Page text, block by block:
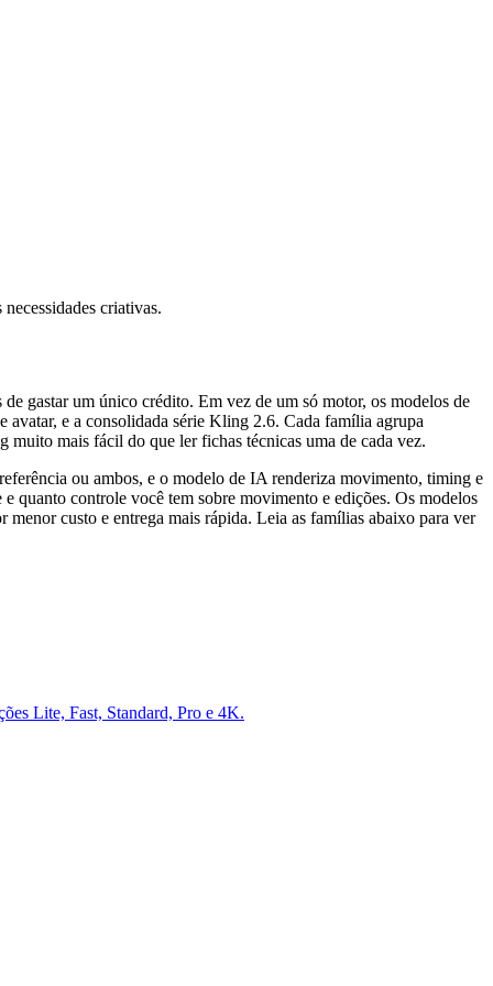
criativas.
gastar um único crédito. Em vez de um só motor, os modelos de
e a consolidada série Kling 2.6. Cada família agrupa
mais fácil do que ler fichas técnicas uma de cada vez.
ou ambos, e o modelo de IA renderiza movimento, timing e
controle você tem sobre movimento e edições. Os modelos
custo e entrega mais rápida. Leia as famílias abaixo para ver
Lite, Fast, Standard, Pro e 4K.